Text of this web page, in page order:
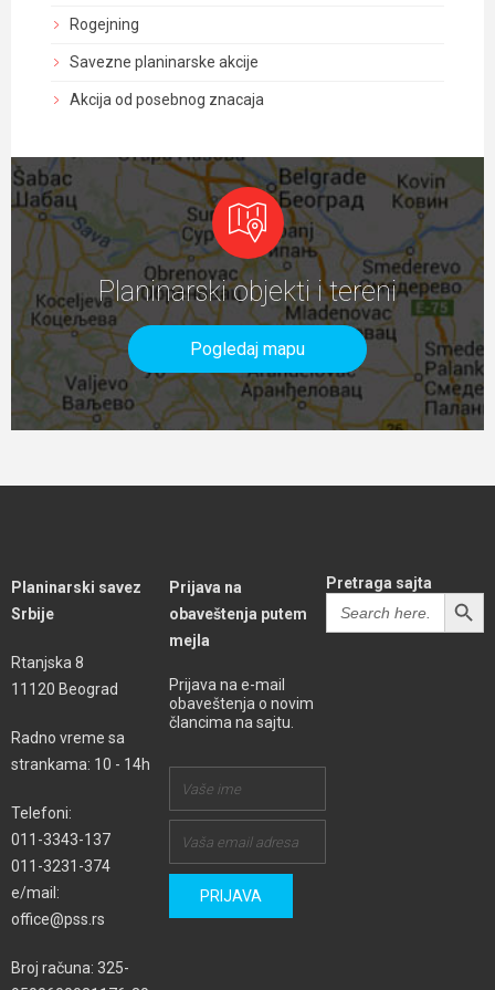
Rogejning
Savezne planinarske akcije
Akcija od posebnog znacaja
Planinarski objekti i tereni
Pogledaj mapu
Planinarski savez
Srbije
Rtanjska 8
11120 Beograd
Radno vreme sa
strankama: 10 - 14h
Telefoni:
011-3343-137
011-3231-374
e/mail:
office@pss.rs
Broj računa: 325-
Prijava na
obaveštenja putem
mejla
Prijava na e-mail
obaveštenja o novim
člancima na sajtu.
Pretraga sajta
Search
for:
SEARCH